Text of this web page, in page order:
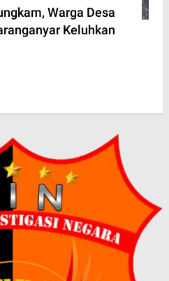
Warga Desa
Keluhkan